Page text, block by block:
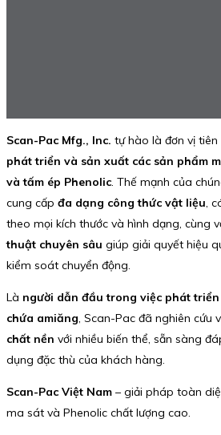
Scan-Pac Mfg., Inc. tự hào là đơn vị
phát triển và sản xuất các sản phẩm
và tấm ép Phenolic. Thế mạnh của
cung cấp đa dạng công thức vật liệu,
theo mọi kích thước và hình dạng, cùng
thuật chuyên sâu giúp giải quyết hiệu
kiểm soát chuyển động.
Là người dẫn đầu trong việc phát
chứa amiăng, Scan-Pac đã nghiên cứu
chất nền với nhiều biến thể, sẵn sàng
dụng đặc thù của khách hàng.
Scan-Pac Việt Nam – giải pháp toàn
ma sát và Phenolic chất lượng cao.